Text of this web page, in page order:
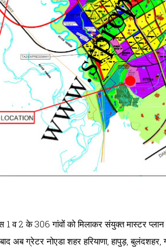
1 व 2 के 306 गांवों को मिलाकर संयुक्त मास्टर
ग्रेटर नोएडा शहर हरियाणा, हापुड़, बुलंदशहर,